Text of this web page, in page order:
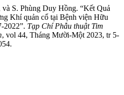
S. Phùng Duy Hồng. “Kết Quả
Khí quản cổ tại Bệnh viện Hữu
2022”. Tạp Chí Phẫu thuật Tim
, vol 44, Tháng Mười-Một 2023, tr 5-